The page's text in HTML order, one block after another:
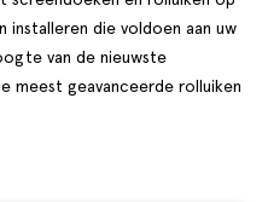
installeren die voldoen aan uw
van de nieuwste
meest geavanceerde rolluiken